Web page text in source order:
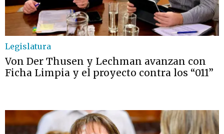
Legislatura
Von Der Thusen y Lechman avanzan con
Ficha Limpia y el proyecto contra los “011”